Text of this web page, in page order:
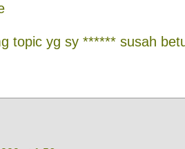
topic yg sy ****** susah